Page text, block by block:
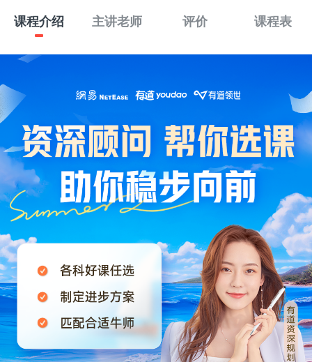
课程介绍 主讲老师 评价 课程表